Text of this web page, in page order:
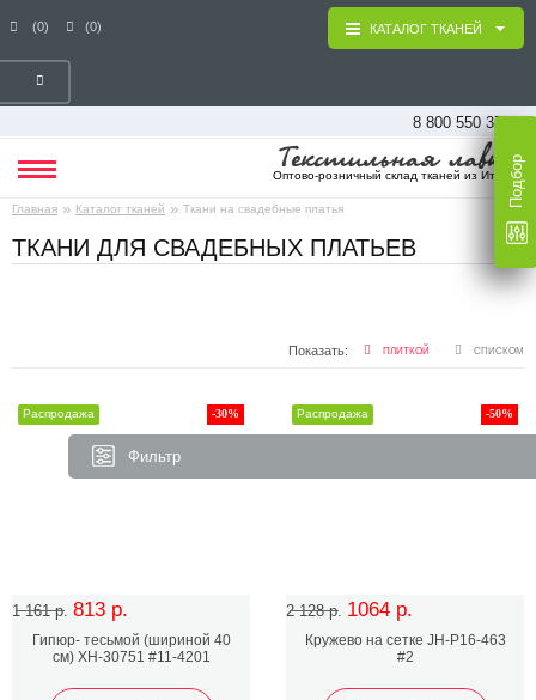
(0) (0)
8 800 550 37 16
Оптово-розничный склад тканей из Италии
Главная » Каталог тканей » Ткани на свадебные платья
КАТАЛОГ ТКАНЕЙ
ТКАНИ ДЛЯ СВАДЕБНЫХ ПЛАТЬЕВ
Подбор
Фильтр
Показать: ПЛИТКОЙ СПИСКОМ
1 161 р. 813 р.
-30%
Распродажа
Гипюр- тесьмой (шириной 40
см) XH-30751 #11-4201
2 128 р. 1064 р.
-50%
Распродажа
Кружево на сетке JH-P16-463
#2